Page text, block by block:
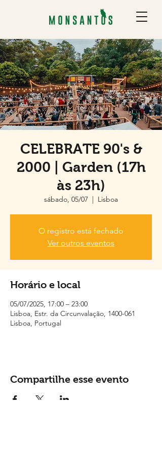
CELEBRATE 90's &
2000 | Garden (17h
às 23h)
sábado, 05/07
  |
Lisboa
O registro está fechado
Ver outros eventos
Horário e local
05/07/2025, 17:00 – 23:00
Lisboa, Estr. da Circunvalação, 1400-061
Lisboa, Portugal
Compartilhe esse evento